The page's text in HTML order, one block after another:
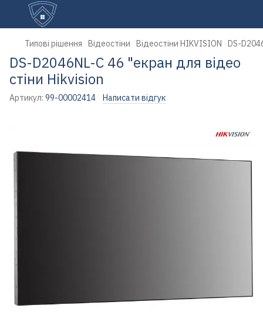
Типові рішення Відеостіни Відеостіни HIKVISION DS-
DS-D2046NL-C 46 "екран для відео
стіни Hikvision
Артикул: 99-00002414 Написати відгук